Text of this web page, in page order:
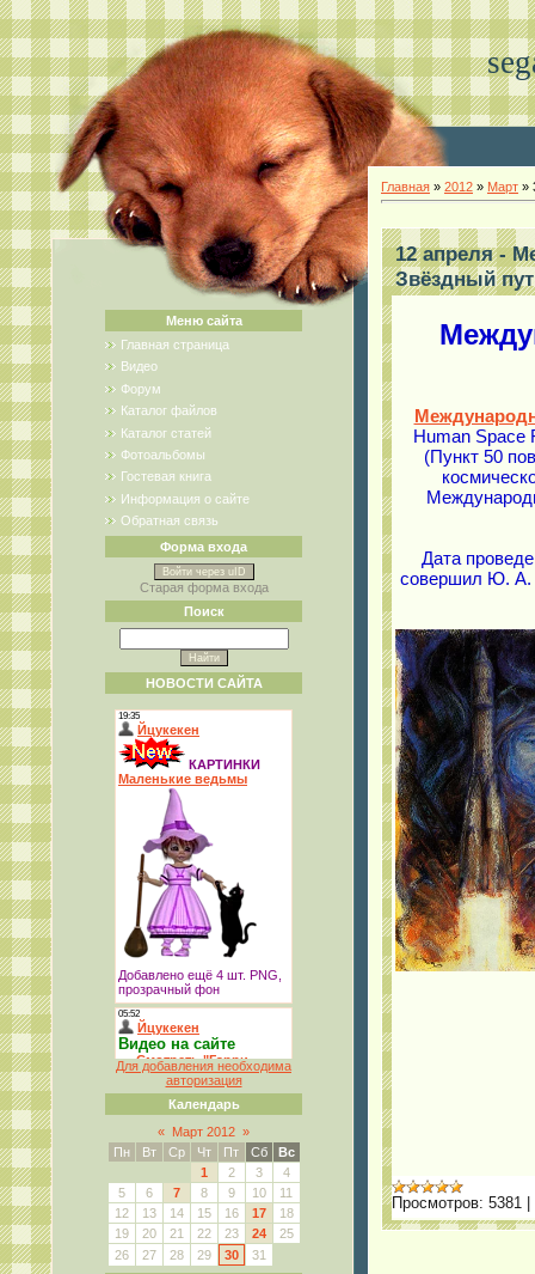
Меню сайта
Главная страница
Видео
Форум
Каталог файлов
Каталог статей
Фотоальбомы
Гостевая книга
Информация о сайте
Обратная связь
Форма входа
Войти через uID
Старая форма входа
Поиск
НОВОСТИ САЙТА
Для добавления необходима
авторизация
Календарь
« Март 2012 »
Пн
Вт Ср Чт Пт Сб
Вс
1
2 3
4
5
6 7 8 9 10
11
12
13 14 15 16 17
18
19
20 21 22 23 24
25
26
27 28 29 30
31
Главная » 2012 » Март »
12 апреля -
Звёздный
Human Space
(Пункт 50
Дата
совершил Ю. А.
Просмотров: 5381